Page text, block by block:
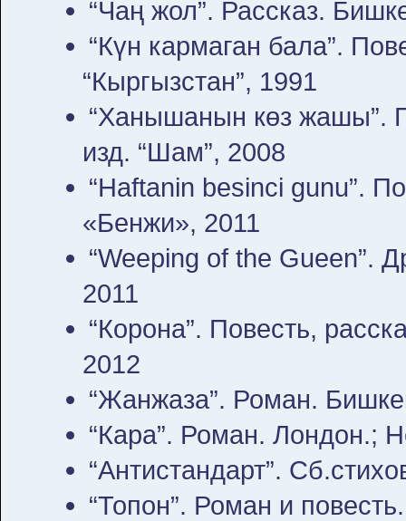
“Чаң жол”. Рассказ.
“Күн кармаган бала”.
“Кыргызстан”, 1991
“Ханышанын көз жашы”.
изд. “Шам”, 2008
“Haftanin besinci gunu”.
«Бенжи», 2011
“Weeping of the Gueen”.
2011
“Корона”. Повесть,
2012
“Жанжаза”. Роман.
“Кара”. Роман. Лондон.;
“Антистандарт”.
“Топон”. Роман и